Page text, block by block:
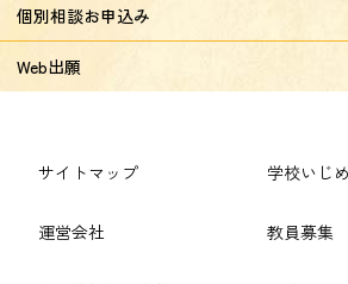
個別相談お申込み
Web出願
サイトマップ
運営会社
学校いじ
教員募集